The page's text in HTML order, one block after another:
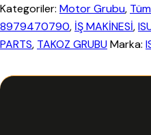
Kategoriler: Motor Grubu,
8979470790, İŞ MAKİNESİ,
PARTS, TAKOZ GRUBUMarka: